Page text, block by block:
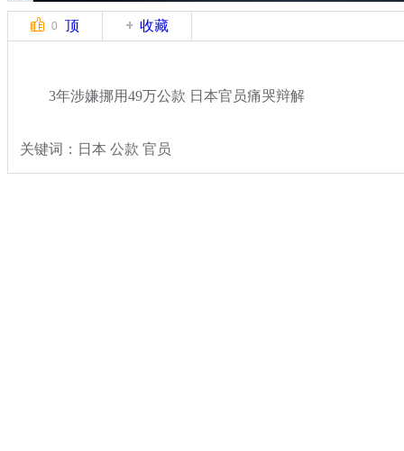
0 顶 收藏
3年涉嫌挪用49万公款 日本官员痛哭辩解
关键词：日本 公款 官员